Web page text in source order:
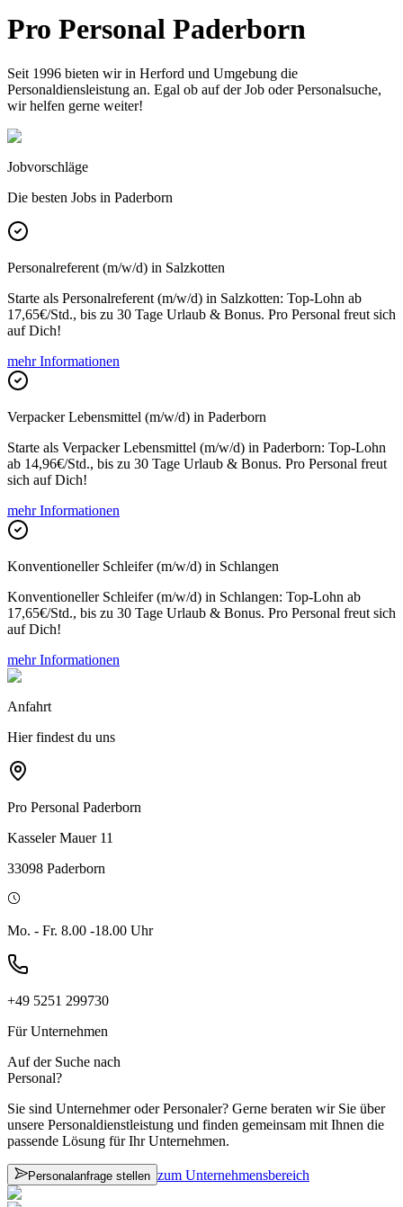
Pro Personal Paderborn
Seit 1996 bieten wir in Herford und Umgebung die
Personaldiensleistung an. Egal ob auf der Job oder Personalsuche,
wir helfen gerne weiter!
Jobvorschläge
Die besten Jobs in Paderborn
Personalreferent (m/w/d) in Salzkotten
Starte als Personalreferent (m/w/d) in Salzkotten: Top-Lohn ab
17,65€/Std., bis zu 30 Tage Urlaub & Bonus. Pro Personal freut sich
auf Dich!
mehr Informationen
Verpacker Lebensmittel (m/w/d) in Paderborn
Starte als Verpacker Lebensmittel (m/w/d) in Paderborn: Top-Lohn
ab 14,96€/Std., bis zu 30 Tage Urlaub & Bonus. Pro Personal freut
sich auf Dich!
mehr Informationen
Konventioneller Schleifer (m/w/d) in Schlangen
Konventioneller Schleifer (m/w/d) in Schlangen: Top-Lohn ab
17,65€/Std., bis zu 30 Tage Urlaub & Bonus. Pro Personal freut sich
auf Dich!
mehr Informationen
Anfahrt
Hier findest du uns
Pro Personal Paderborn
Kasseler Mauer 11
33098 Paderborn
Mo. - Fr. 8.00 -18.00 Uhr
+49 5251 299730
Für Unternehmen
Auf der Suche nach
Personal?
Sie sind Unternehmer oder Personaler? Gerne beraten wir Sie über
unsere Personaldienstleistung und finden gemeinsam mit Ihnen die
passende Lösung für Ihr Unternehmen.
Personalanfrage stellen zum Unternehmensbereich